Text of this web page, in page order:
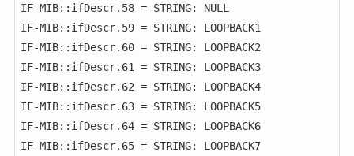
IF-MIB::ifDescr.58 = STRING: NULL
IF-MIB::ifDescr.59 = STRING: LOOPBACK1
IF-MIB::ifDescr.60 = STRING: LOOPBACK2
IF-MIB::ifDescr.61 = STRING: LOOPBACK3
IF-MIB::ifDescr.62 = STRING: LOOPBACK4
IF-MIB::ifDescr.63 = STRING: LOOPBACK5
IF-MIB::ifDescr.64 = STRING: LOOPBACK6
IF-MIB::ifDescr.65 = STRING: LOOPBACK7